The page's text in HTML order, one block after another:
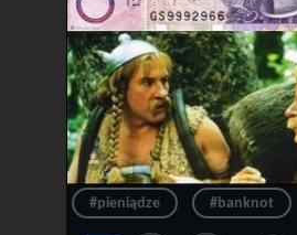
#pieniądze #banknot